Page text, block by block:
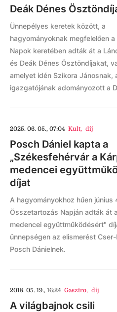
Deák Dénes
Ünnepélyes keretek között, a
hagyományoknak megfelelően
Napok keretében adták át a
és Deák Dénes Ösztöndíjakat,
amelyet idén Szikora Jánosnak,
igazgatójának adományozott a
2025. 06. 05., 07:04 Kult, díj
Posch Dániel kapta a
„Székesfehérvár a
medencei
díjat
A hagyományokhoz hűen június
Összetartozás Napján adták át
medencei együttműködésért"
ünnepségen az elismerést
Posch Dánielnek.
2018. 05. 19., 16:24 Gasztro, díj
A világbajnok csili